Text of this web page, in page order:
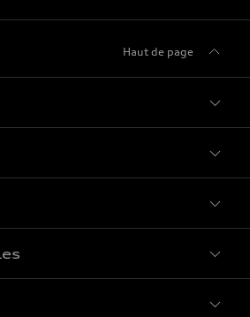
Haut de page